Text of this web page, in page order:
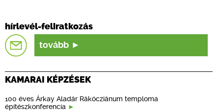
hírlevél-feliratkozás
tovább
KAMARAI KÉPZÉSEK
100 éves Árkay Aladár Rákócziánum temploma
építészkonferencia